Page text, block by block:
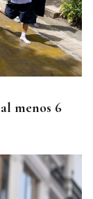
menos 6